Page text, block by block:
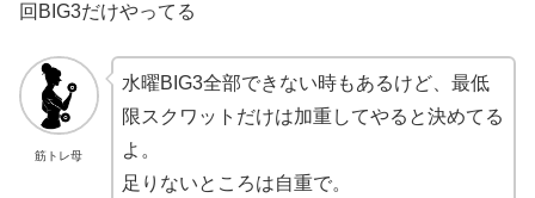
回BIG3だけやってる
筋トレ母
水曜BIG3全部できない時もあるけど、最低
限スクワットだけは加重してやると決めてる
よ。
足りないところは自重で。